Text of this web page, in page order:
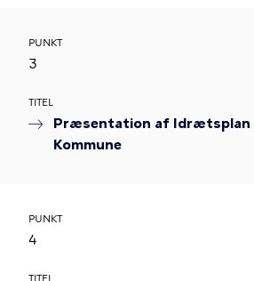
PUNKT
3
TITEL
Præsentation af Idrætsplan
Kommune
PUNKT
4